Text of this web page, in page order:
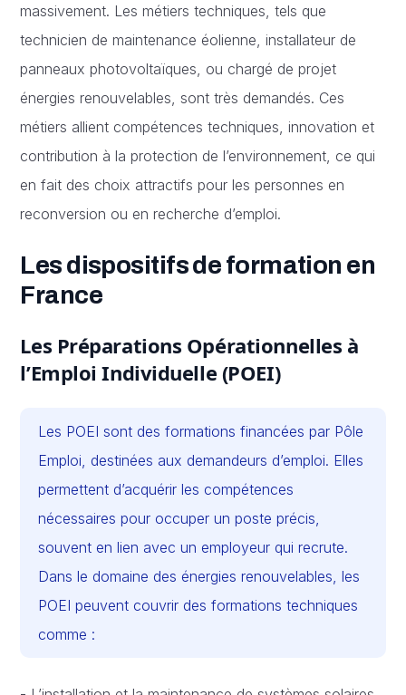
massivement. Les métiers techniques, tels que
technicien de maintenance éolienne, installateur de
panneaux photovoltaïques, ou chargé de projet
énergies renouvelables, sont très demandés. Ces
métiers allient compétences techniques, innovation et
contribution à la protection de l’environnement, ce qui
en fait des choix attractifs pour les personnes en
reconversion ou en recherche d’emploi.
Les dispositifs de formation en
France
Les Préparations Opérationnelles à
l’Emploi Individuelle (POEI)
Les POEI sont des formations financées par Pôle
Emploi, destinées aux demandeurs d’emploi. Elles
permettent d’acquérir les compétences
nécessaires pour occuper un poste précis,
souvent en lien avec un employeur qui recrute.
Dans le domaine des énergies renouvelables, les
POEI peuvent couvrir des formations techniques
comme :